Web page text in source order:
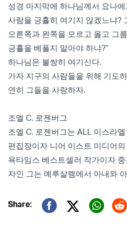
성경 마지막에 하나님께서 요나
사람을 긍휼히 여기지 않겠느냐?
오른쪽과 왼쪽을 모르고 옳고 그
긍휼을 베풀지 말아야 하냐?”
하나님은 불쌍히 여기신다.
가자 지구의 사람들을 위해 기도
연히 그들을 사랑하자.
조엘 C. 로젠버그
조엘 C. 로젠버그는 ALL 이스라
편집장이자 니어 이스트 미디어
욕타임스 베스트셀러 작가이자
자인 그는 예루살렘에서 아내와
Share:
Twitter (X)